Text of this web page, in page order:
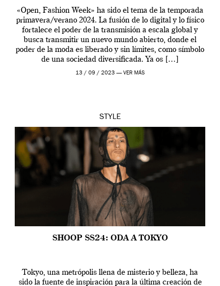
«Open, Fashion Week» ha sido el tema de la temporada
primavera/verano 2024. La fusión de lo digital y lo físico
fortalece el poder de la transmisión a escala global y
busca transmitir un nuevo mundo abierto, donde el
poder de la moda es liberado y sin límites, como símbolo
de una sociedad diversificada. Ya os […]
13 / 09 / 2023 — VER MÁS
STYLE
SHOOP SS24: ODA A TOKYO
Tokyo, una metrópolis llena de misterio y belleza, ha
sido la fuente de inspiración para la última creación de